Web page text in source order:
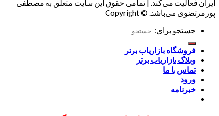
ایران فعالیت می‌کند. | تمامی حقوق این سایت متعلق به مصطفی
پورمرتضوی می‌باشد. © Copyright
جستجو برای:
فروشگاه بازاریاب برتر
وبلاگ بازاریاب برتر
تماس با ما
ورود
خبرنامه